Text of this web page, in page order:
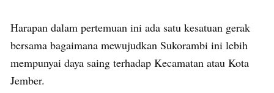
Harapan dalam pertemuan ini ada satu kesatuan gerak
bersama bagaimana mewujudkan Sukorambi ini lebih
mempunyai daya saing terhadap Kecamatan atau Kota
Jember.